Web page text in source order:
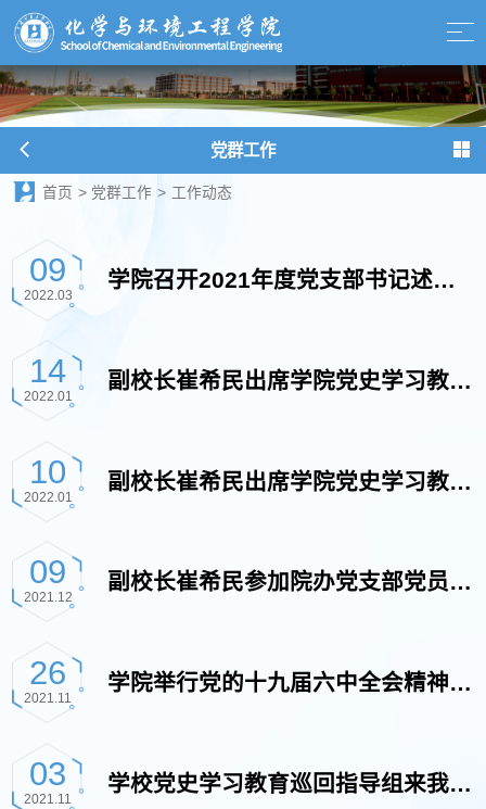
党群工作
首页 > 党群工作 > 工作动态
09
2022.03
学院召开2021年度党支部书记述职
14
2022.01
副校长崔希民出席学院党史学习教育
10
2022.01
副校长崔希民出席学院党史学习教育
09
2021.12
副校长崔希民参加院办党支部党员大
26
2021.11
学院举行党的十九届六中全会精神解
03
2021.11
学校党史学习教育巡回指导组来我院